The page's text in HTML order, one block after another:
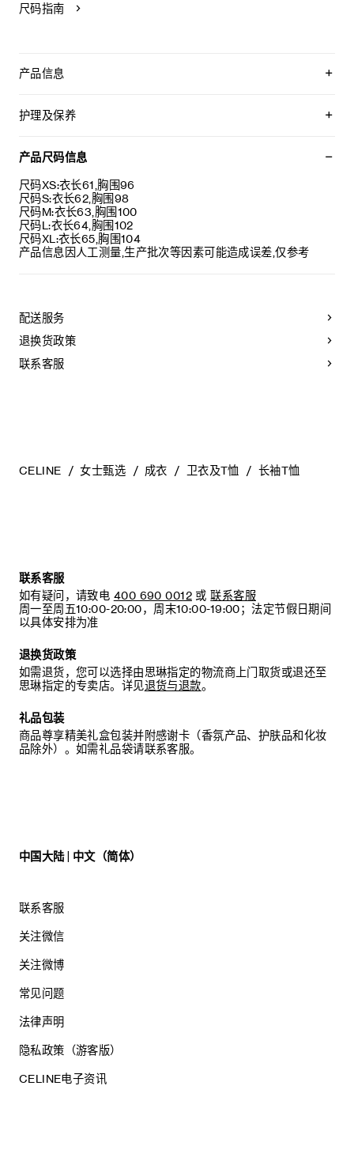
尺码指南
产品信息
CELINE PARIS植绒
落肩
葡萄牙制造
编号：RX0CC507Z.GDJ0
护理及保养
仅使用不含漂白剂的洗衣产品。
最高熨烫温度：110°C / 230°F
不可使用蒸汽。
不可干洗。
产品尺码信息
尺码XS:衣长61,胸围96
尺码S:衣长62,胸围98
尺码M:衣长63,胸围100
尺码L:衣长64,胸围102
尺码XL:衣长65,胸围104
产品信息因人工测量,生产批次等因素可能造成误差,仅参考
配送服务
退换货政策
联系客服
CELINE 女士甄选 成衣 卫衣及T恤 长袖T恤
联系客服
如有疑问，请致电 400 690 0012 或 联系客服
周一至周五10:00-20:00，周末10:00-19:00；法定节假日期间
以具体安排为准
退换货政策
如需退货，您可以选择由思琳指定的物流商上门取货或退还至
思琳指定的专卖店。详见退货与退款。
礼品包装
商品尊享精美礼盒包装并附感谢卡（香氛产品、护肤品和化妆
品除外）。如需礼品袋请联系客服。
中国大陆 | 中文（简体）
联系客服
关注微信
关注微博
常见问题
法律声明
隐私政策（游客版）
CELINE电子资讯